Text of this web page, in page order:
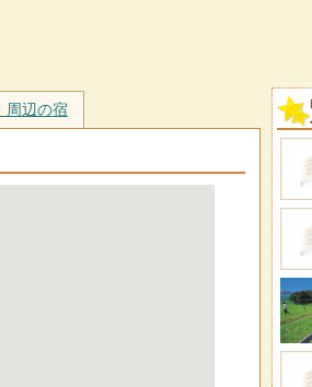
周辺の宿